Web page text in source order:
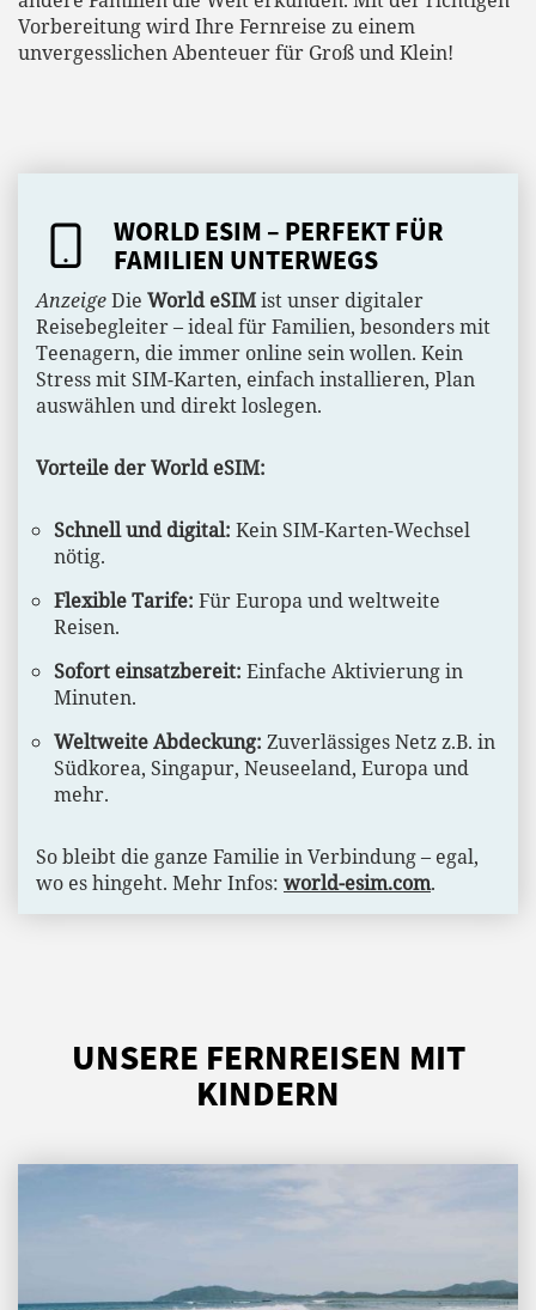
Vorbereitung wird Ihre Fernreise zu einem
unvergesslichen Abenteuer für Groß und Klein!
WORLD ESIM – PERFEKT FÜR
FAMILIEN UNTERWEGS
AnzeigeDie World eSIMist unser digitaler
Reisebegleiter – ideal für Familien, besonders mit
Teenagern, die immer online sein wollen. Kein
Stress mit SIM-Karten, einfach installieren, Plan
auswählen und direkt loslegen.
Vorteile der World eSIM:
Schnell und digital: Kein SIM-Karten-Wechsel
nötig.
Flexible Tarife: Für Europa und weltweite
Reisen.
Sofort einsatzbereit: Einfache Aktivierung in
Minuten.
Weltweite Abdeckung: Zuverlässiges Netz z.B. in
Südkorea, Singapur, Neuseeland, Europa und
mehr.
So bleibt die ganze Familie in Verbindung – egal,
wo es hingeht. Mehr Infos: world-esim.com.
UNSERE FERNREISEN MIT
KINDERN